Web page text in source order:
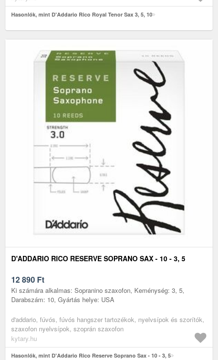
Hasonlók, mint D'Addario Rico Royal Tenor Sax 3, 5, 10
D'ADDARIO RICO RESERVE SOPRANO SAX - 10 - 3, 5
12 890 Ft
Ki számára alkalmas: Sopranino szaxofon, Keménység: 3, 5,
Darabszám: 10, Gyártás helye: USA
d'addario, fúvós, fúvós hangszer tartozékok, nyelvsípok és szorítók,
szaxofon nyelvsípok, szoprán szaxofon
kytary.hu
Hasonlók, mint D'Addario Rico Reserve Soprano Sax - 10 - 3, 5